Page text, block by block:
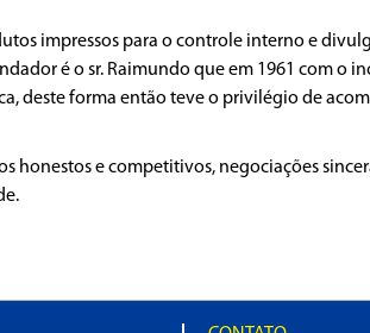
impressos para o controle interno e
é o sr. Raimundo que em 1961 com o
deste forma então teve o privilégio de
honestos e competitivos, negociações